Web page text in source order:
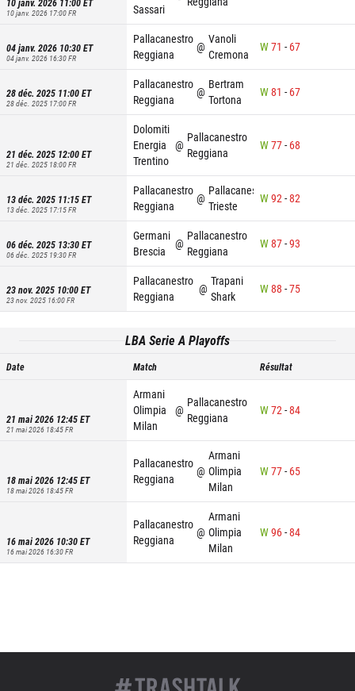
10 janv. 2026 17:00FR
Sassari
04 janv. 2026 10:30ET
04 janv. 2026 16:30FR
Pallacanestro
Reggiana
@
Vanoli
Cremona
W71 - 67
28 déc. 2025 11:00ET
28 déc. 2025 17:00FR
Pallacanestro
Reggiana
@
Bertram
Tortona
W81 - 67
21 déc. 2025 12:00ET
21 déc. 2025 18:00FR
Dolomiti
Energia
Trentino
@
Pallacanestro
Reggiana
W77- 68
13 déc. 2025 11:15ET
13 déc. 2025 17:15FR
Pallacanestro
Reggiana
@
Pallacanestro
Trieste
W92-82
06 déc. 2025 13:30ET
06 déc. 2025 19:30FR
Germani
Brescia
@
Pallacanestro
Reggiana
W87-93
23 nov. 2025 10:00ET
23 nov. 2025 16:00FR
Pallacanestro
Reggiana
@
Trapani
Shark
W88 -75
LBA Serie A Playoffs
Date Match Résultat
21 mai 2026 12:45ET
21 mai 2026 18:45FR
Armani
Olimpia
Milan
@
Pallacanestro
Reggiana
W72-84
18 mai 2026 12:45ET
18 mai 2026 18:45FR
Pallacanestro
Reggiana
@
Armani
Olimpia
Milan
W77- 65
16 mai 2026 10:30ET
16 mai 2026 16:30FR
Pallacanestro
Reggiana
@
Armani
Olimpia
Milan
W96-84